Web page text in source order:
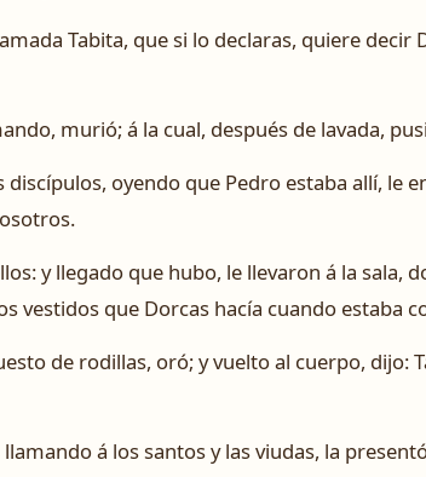
Tabita, que si lo declaras, quiere decir
murió; á la cual, después de lavada,
discípulos, oyendo que Pedro estaba allí, le
y llegado que hubo, le llevaron á la sala,
vestidos que Dorcas hacía cuando estaba
de rodillas, oró; y vuelto al cuerpo, dijo:
á los santos y las viudas, la